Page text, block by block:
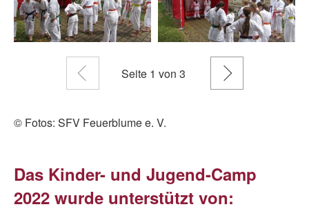
Zurück
Seite 1 von 3
© Fotos: SFV Feuerblume e. V.
Das Kinder- und Jugend-Camp
2022 wurde unterstützt von: